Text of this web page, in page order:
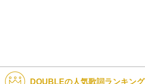
DOUBLEの人気歌詞ランキング